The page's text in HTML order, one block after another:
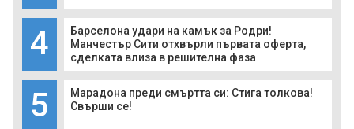
4
Барселона удари на камък за Родри!
Манчестър Сити отхвърли първата оферта,
сделката влиза в решителна фаза
5
Марадона преди смъртта си: Стига толкова!
Свърши се!